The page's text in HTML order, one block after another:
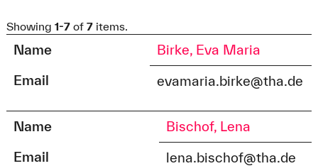
Showing 1-7of 7items.
Name
Birke, Eva Maria
Email
evamaria.birke@tha.de
Name
Bischof, Lena
Email
lena.bischof@tha.de